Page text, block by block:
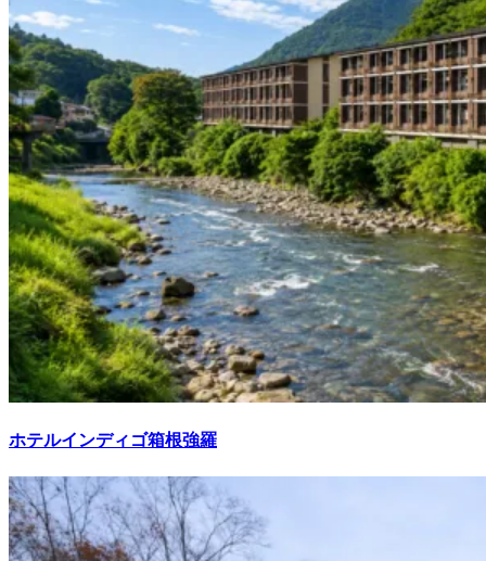
ホテルインディゴ箱根強羅